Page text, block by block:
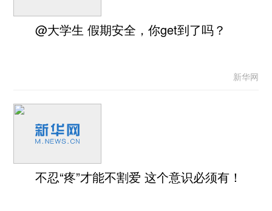
@大学生 假期安全，你get到了吗？
新华网
不忍“疼”才能不割爱 这个意识必须有！